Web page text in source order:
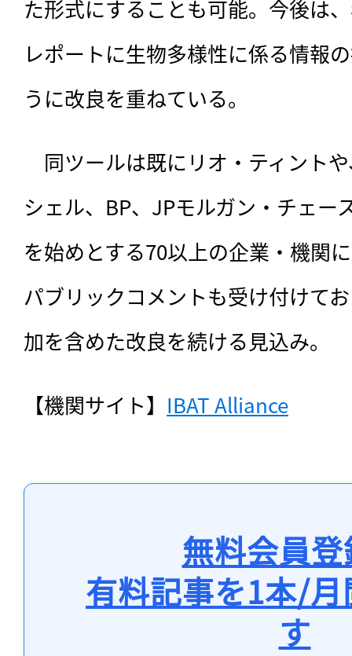
た形式にすることも可能。今後は
レポートに生物多様性に係る情報
うに改良を重ねている。
同ツールは既にリオ・ティント
シェル、BP、JPモルガン・チェー
を始めとする70以上の企業・機関
パブリックコメントも受け付けて
加を含めた改良を続ける見込み。
【機関サイト】 IBAT Alliance
無料会員
有料記事を1本/
す